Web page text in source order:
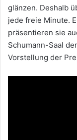
glänzen. Deshalb
jede freie Minute.
präsentieren sie
Schumann-Saal
Vorstellung der